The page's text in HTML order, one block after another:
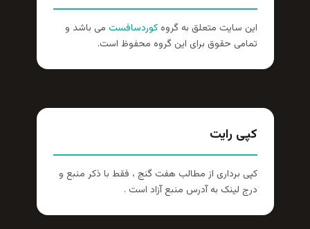
این سایت متعلق به گروهکوردسافست می باشد و
تمامی حقوق برای این گروه محفوظ است.
کپی رایت
کپی برداری از مطالب هفت گنج ، فقط با ذکر منبع و
درج لینک به آدرس منبع آزاد است .